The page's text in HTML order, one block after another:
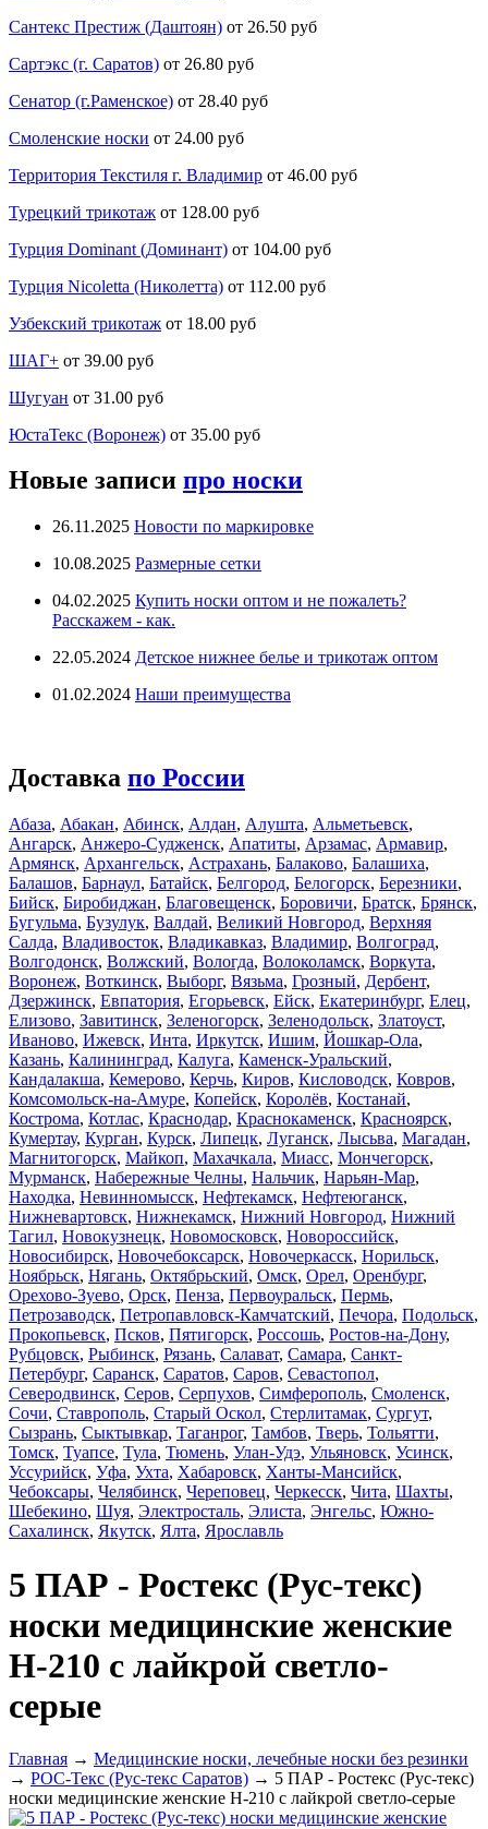
Сантекс Престиж (Даштоян) от 26.50 руб
Сартэкс (г. Саратов) от 26.80 руб
Сенатор (г.Раменское) от 28.40 руб
Смоленские носки от 24.00 руб
Территория Текстиля г. Владимир от 46.00 руб
Турецкий трикотаж от 128.00 руб
Турция Dominant (Доминант) от 104.00 руб
Турция Nicoletta (Николетта) от 112.00 руб
Узбекский трикотаж от 18.00 руб
ШАГ+ от 39.00 руб
Шугуан от 31.00 руб
ЮстаТекс (Воронеж) от 35.00 руб
Новые записи про носки
26.11.2025 Новости по маркировке
10.08.2025 Размерные сетки
04.02.2025 Купить носки оптом и не пожалеть?
Расскажем - как.
22.05.2024 Детское нижнее белье и трикотаж оптом
01.02.2024 Наши преимущества
Доставка по России
Абаза, Абакан, Абинск, Алдан, Алушта, Альметьевск,
Ангарск, Анжеро-Судженск, Апатиты, Арзамас, Армавир,
Армянск, Архангельск, Астрахань, Балаково, Балашиха,
Балашов, Барнаул, Батайск, Белгород, Белогорск, Березники,
Бийск, Биробиджан, Благовещенск, Боровичи, Братск, Брянск,
Бугульма, Бузулук, Валдай, Великий Новгород, Верхняя
Салда, Владивосток, Владикавказ, Владимир, Волгоград,
Волгодонск, Волжский, Вологда, Волоколамск, Воркута,
Воронеж, Воткинск, Выборг, Вязьма, Грозный, Дербент,
Дзержинск, Евпатория, Егорьевск, Ейск, Екатеринбург, Елец,
Елизово, Завитинск, Зеленогорск, Зеленодольск, Златоуст,
Иваново, Ижевск, Инта, Иркутск, Ишим, Йошкар-Ола,
Казань, Калининград, Калуга, Каменск-Уральский,
Кандалакша, Кемерово, Керчь, Киров, Кисловодск, Ковров,
Комсомольск-на-Амуре, Копейск, Королёв, Костанай,
Кострома, Котлас, Краснодар, Краснокаменск, Красноярск,
Кумертау, Курган, Курск, Липецк, Луганск, Лысьва, Магадан,
Магнитогорск, Майкоп, Махачкала, Миасс, Мончегорск,
Мурманск, Набережные Челны, Нальчик, Нарьян-Мар,
Находка, Невинномысск, Нефтекамск, Нефтеюганск,
Нижневартовск, Нижнекамск, Нижний Новгород, Нижний
Тагил, Новокузнецк, Новомосковск, Новороссийск,
Новосибирск, Новочебоксарск, Новочеркасск, Норильск,
Ноябрьск, Нягань, Октябрьский, Омск, Орел, Оренбург,
Орехово-Зуево, Орск, Пенза, Первоуральск, Пермь,
Петрозаводск, Петропавловск-Камчатский, Печора, Подольск,
Прокопьевск, Псков, Пятигорск, Россошь, Ростов-на-Дону,
Рубцовск, Рыбинск, Рязань, Салават, Самара, Санкт-
Петербург, Саранск, Саратов, Саров, Севастопол,
Северодвинск, Серов, Серпухов, Симферополь, Смоленск,
Сочи, Ставрополь, Старый Оскол, Стерлитамак, Сургут,
Сызрань, Сыктывкар, Таганрог, Тамбов, Тверь, Тольятти,
Томск, Туапсе, Тула, Тюмень, Улан-Удэ, Ульяновск, Усинск,
Уссурийск, Уфа, Ухта, Хабаровск, Ханты-Мансийск,
Чебоксары, Челябинск, Череповец, Черкесск, Чита, Шахты,
Шебекино, Шуя, Электросталь, Элиста, Энгельс, Южно-
Сахалинск, Якутск, Ялта, Ярославль
5 ПАР - Ростекс (Рус-текс)
носки медицинские женские
Н-210 с лайкрой светло-
серые
Главная → Медицинские носки, лечебные носки без резинки
→ РОС-Текс (Рус-текс Саратов) → 5 ПАР - Ростекс (Рус-текс)
носки медицинские женские Н-210 с лайкрой светло-серые